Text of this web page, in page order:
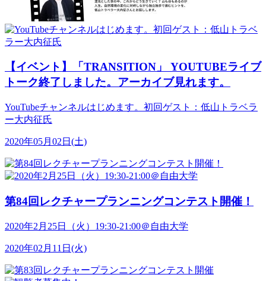
【イベント】「TRANSITION」 YOUTUBEライブ
トーク終了しました。アーカイブ見れます。
YouTubeチャンネルはじめます。初回ゲスト：低山トラベラ
ー大内征氏
2020年05月02日(土)
第84回レクチャープランニングコンテスト開催！
2020年2月25日（火）19:30-21:00＠自由大学
2020年02月11日(火)